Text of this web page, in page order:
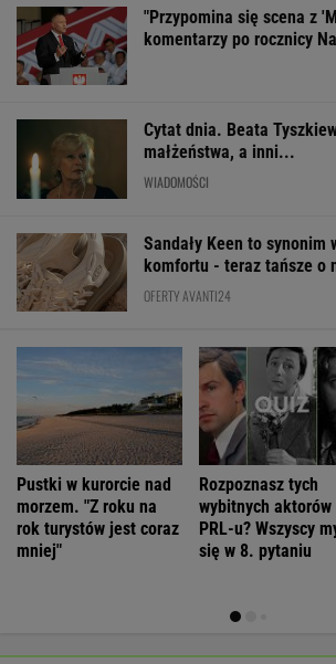
"Przypomina się scena z
komentarzy po rocznicy
Cytat dnia. Beata
małżeństwa, a inni...
WIADOMOŚCI
Sandały Keen to synonim
komfortu - teraz tańsze o
OFERTY AVANTI24
Pustki w kurorcie nad
morzem. "Z roku na
rok turystów jest coraz
mniej"
Rozpoznasz tych
wybitnych aktorów
PRL-u? Wszyscy
się w 8. pytaniu